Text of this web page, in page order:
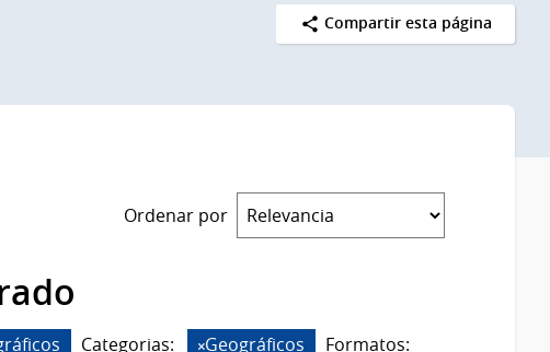
Compartir esta página
Ordenar por
Categorias: Geográficos
Formatos: